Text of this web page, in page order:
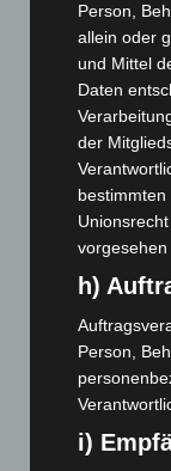
Juli 2025(90)
Juni 2025 (103)
Mai 2025(112)
April 2025(88)
März 2025(111)
Februar 2025
(88)
Dezember 2024
Oktober 2024
September 2024
August 2024
Juli 2024(89)
Person,
allein oder
und Mittel
Daten
der
vorgesehen
h)
Person,
i)